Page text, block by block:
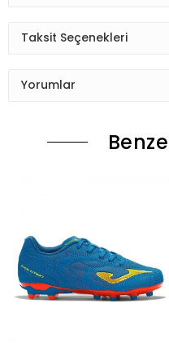
Taksit Seçenekleri
Yorumlar